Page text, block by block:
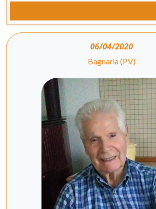
06/04/2020
Bagnaria (PV)